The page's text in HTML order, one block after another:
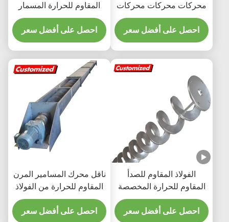
محركات محركات محركات
محركات محركات محركات
محركات محركات محركات
محركات محركات محركات
محركات محركات محركات
محركات محركات محركات
محركات محركات محركات
محركات محركات محركات
محركات محركات محركات
محركات محركات محركات
محركات محركات محركات
محركات محركات محركات
محركات محركات
احصل على أفضل سعر
المقاوم للحرارة المسمار
المزلق ناقل الدودة المصعد
مع الأبعاد المخصصة
احصل على أفضل سعر
الفولاذ المقاوم للصدأ
المقاوم للحرارة المخصصة
احصل على أفضل سعر
ناقل محرك المسامير المرن
المقاوم للحرارة من الفولاذ
المقاوم للصدأ بحجم
مخصص لنقل الجليد
احصل على أفضل سعر